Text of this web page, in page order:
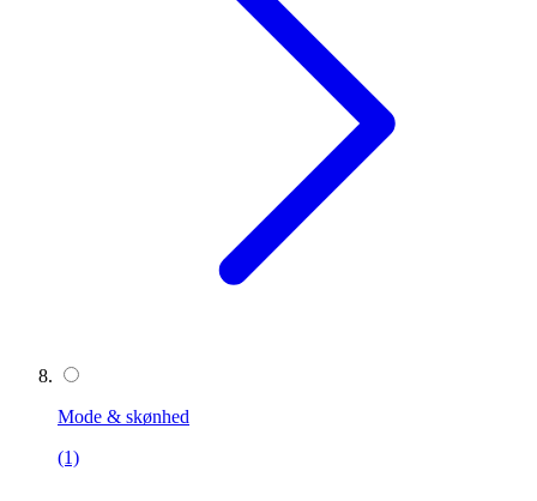
Mode & skønhed
(1)